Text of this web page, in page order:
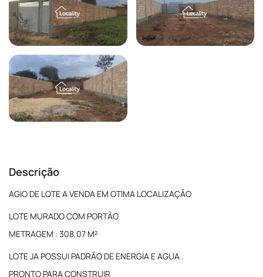
Descrição
AGIO DE LOTE A VENDA EM OTIMA LOCALIZAÇÃO
LOTE MURADO COM PORTÃO
METRAGEM : 308,07 M²
LOTE JA POSSUI PADRÃO DE ENERGIA E AGUA .
PRONTO PARA CONSTRUIR